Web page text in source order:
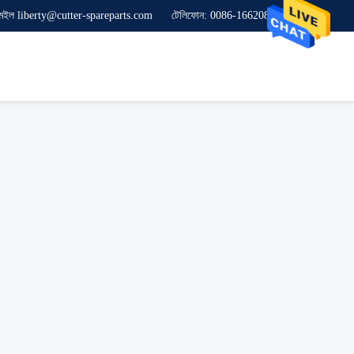
liberty@cutter-spareparts.com টেলিফোন: 0086-16620846619